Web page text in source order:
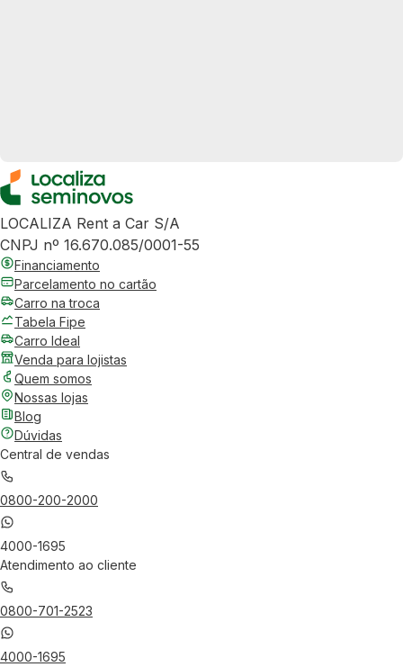
LOCALIZA Rent a Car S/A
CNPJ nº 16.670.085/0001-55
Financiamento
Parcelamento no cartão
Carro na troca
Tabela Fipe
Carro Ideal
Venda para lojistas
Quem somos
Nossas lojas
Blog
Dúvidas
Central de vendas
0800-200-2000
4000-1695
Atendimento ao cliente
0800-701-2523
4000-1695